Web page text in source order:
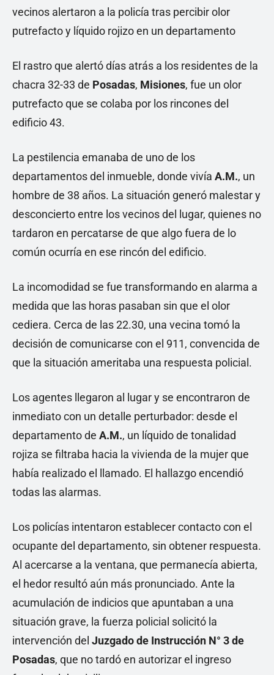
vecinos alertaron a la policía tras percibir olor
putrefacto y líquido rojizo en un departamento
El rastro que alertó días atrás a los residentes de la
chacra 32-33 de Posadas, Misiones, fue un olor
putrefacto que se colaba por los rincones del
edificio 43.
La pestilencia emanaba de uno de los
departamentos del inmueble, donde vivía A.M., un
hombre de 38 años. La situación generó malestar y
desconcierto entre los vecinos del lugar, quienes no
tardaron en percatarse de que algo fuera de lo
común ocurría en ese rincón del edificio.
La incomodidad se fue transformando en alarma a
medida que las horas pasaban sin que el olor
cediera. Cerca de las 22.30, una vecina tomó la
decisión de comunicarse con el 911, convencida de
que la situación ameritaba una respuesta policial.
Los agentes llegaron al lugar y se encontraron de
inmediato con un detalle perturbador: desde el
departamento de A.M., un líquido de tonalidad
rojiza se filtraba hacia la vivienda de la mujer que
había realizado el llamado. El hallazgo encendió
todas las alarmas.
Los policías intentaron establecer contacto con el
ocupante del departamento, sin obtener respuesta.
Al acercarse a la ventana, que permanecía abierta,
el hedor resultó aún más pronunciado. Ante la
acumulación de indicios que apuntaban a una
situación grave, la fuerza policial solicitó la
intervención del Juzgado de Instrucción N° 3 de
Posadas, que no tardó en autorizar el ingreso